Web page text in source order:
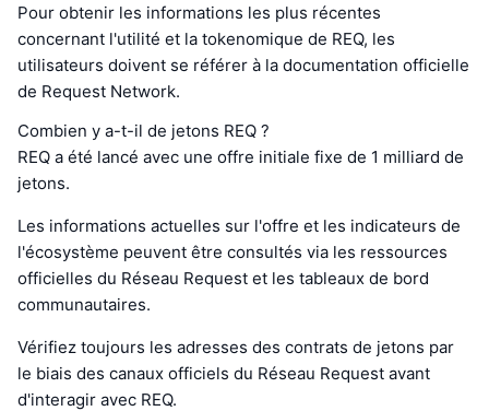
Pour obtenir les informations les plus récentes
concernant l'utilité et la tokenomique de REQ, les
utilisateurs doivent se référer à la documentation officielle
de Request Network.
Combien y a-t-il de jetons REQ ?
REQ a été lancé avec une offre initiale fixe de 1 milliard de
jetons.
Les informations actuelles sur l'offre et les indicateurs de
l'écosystème peuvent être consultés via les ressources
officielles du Réseau Request et les tableaux de bord
communautaires.
Vérifiez toujours les adresses des contrats de jetons par
le biais des canaux officiels du Réseau Request avant
d'interagir avec REQ.